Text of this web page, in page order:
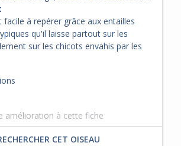
facile à repérer grâce aux entailles
qu'il laisse partout sur les
sur les chicots envahis par les
amélioration à cette fiche
CET OISEAU